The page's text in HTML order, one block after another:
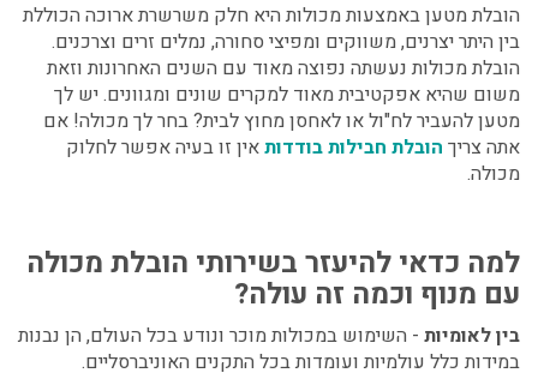
הובלת מטען באמצעות מכולות היא חלק משרשרת ארוכה הכוללת
בין היתר יצרנים, משווקים ומפיצי סחורה, נמלים זרים וצרכנים.
הובלת מכולות נעשתה נפוצה מאוד עם השנים האחרונות וזאת
משום שהיא אפקטיבית מאוד למקרים שונים ומגוונים. יש לך
מטען להעביר לח"ול או לאחסן מחוץ לבית? בחר לך מכולה! אם
אתה צריך הובלת חבילות בודדותאין זו בעיה אפשר לחלוק
מכולה.
למה כדאי להיעזר בשירותי הובלת מכולה
עם מנוף וכמה זה עולה?
בין לאומיות - השימוש במכולות מוכר ונודע בכל העולם, הן נבנות
במידות כלל עולמיות ועומדות בכל התקנים האוניברסליים.